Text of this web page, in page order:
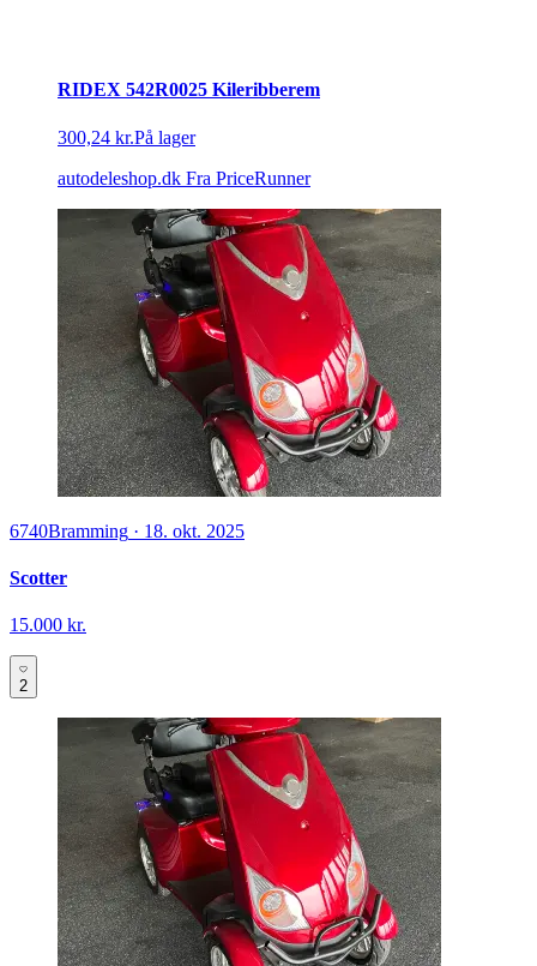
RIDEX 542R0025 Kileribberem
300,24 kr.På lager
autodeleshop.dk Fra PriceRunner
6740Bramming · 18. okt. 2025
Scotter
15.000 kr.
2